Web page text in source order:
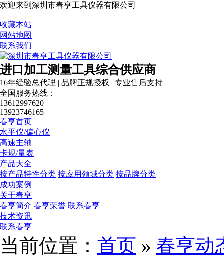
欢迎来到深圳市春亨工具仪器有限公司
收藏本站
网站地图
联系我们
进口加工测量工具综合供应商
16年经验总代理 | 品牌正规授权 | 专业售后支持
全国服务热线：
13612997620
13923746165
春亨首页
水平仪/偏心仪
高速主轴
卡规/量表
产品大全
按产品特性分类 按应用领域分类 按品牌分类
成功案例
关于春亨
春亨简介 春亨荣誉 联系春亨
技术资讯
联系春亨
当前位置： 首页 » 春亨动